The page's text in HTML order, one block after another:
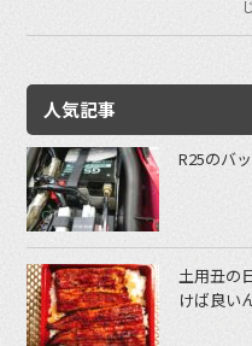
人気記事
R25のバ
土用丑の
けば良い